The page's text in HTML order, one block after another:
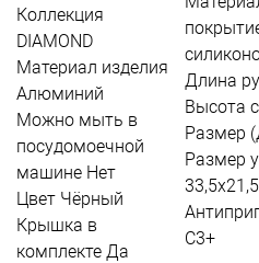
Коллекция
DIAMOND
Материал изделия
Алюминий
Можно мыть в
посудомоечной
машине Нет
Цвет Чёрный
Крышка в
комплекте Да
Длина
Высота
Размер
Размер
C3+